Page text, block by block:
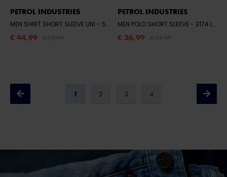
PETROL INDUSTRIES
MEN SHIRT SHORT SLEEVE UNI - 5001 LIGHT INDIGO
€ 44,99
PETROL INDUSTRIES
MEN POLO SHORT SLEEVE - 3174 LIGHT CORAL
€ 26,99
1 2 3 4